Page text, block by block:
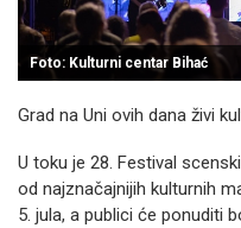
Foto: Kulturni centar Bihać
Grad na Uni ovih dana živi
U toku je 28. Festival
od najznačajnijih kulturnih
5. jula, a publici će ponuditi